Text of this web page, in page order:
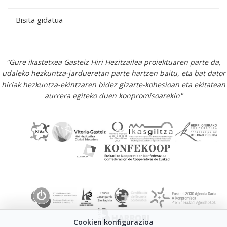
Bisita gidatua
"Gure ikastetxea Gasteiz Hiri Hezitzailea proiektuaren parte da,
udaleko hezkuntza-jardueretan parte hartzen baitu, eta bat dator
hiriak hezkuntza-ekintzaren bidez gizarte-kohesioan eta ekitatean
aurrera egiteko duen konpromisoarekin"
Cookien konfigurazioa